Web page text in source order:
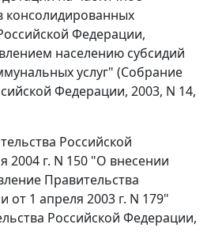
консолидированных
Федерации,
населению субсидий
услуг" (Собрание
Федерации, 2003, N 14,
Российской
2004 г. N 150 "О внесении
Правительства
от 1 апреля 2003 г. N 179"
Российской Федерации,